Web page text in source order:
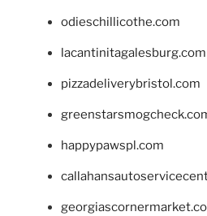
odieschillicothe.com
lacantinitagalesburg.com
pizzadeliverybristol.com
happypawspl.com